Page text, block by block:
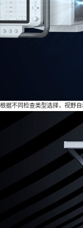
根据不同检查类型选择，视野自